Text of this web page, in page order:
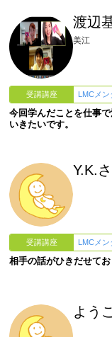
渡辺
美江
受講講座 LMCメ
今回学んだことを仕事
いきたいです。
Y.K.
受講講座 LMCメ
相手の話がひきだせて
よう